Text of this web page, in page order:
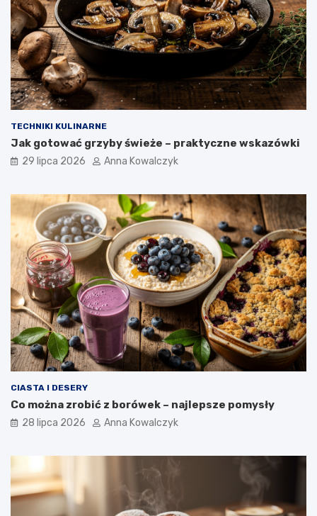
TECHNIKI KULINARNE
Jak gotować grzyby świeże – praktyczne wskazówki
29 lipca 2026 Anna Kowalczyk
CIASTA I DESERY
Co można zrobić z borówek – najlepsze pomysły
28 lipca 2026 Anna Kowalczyk